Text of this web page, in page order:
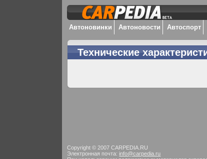
Автоновинки Автоновости Автоспорт
Технические
Copyright © 2007 CARPEDIA.RU
Электронная почта: info@carpedia.ru